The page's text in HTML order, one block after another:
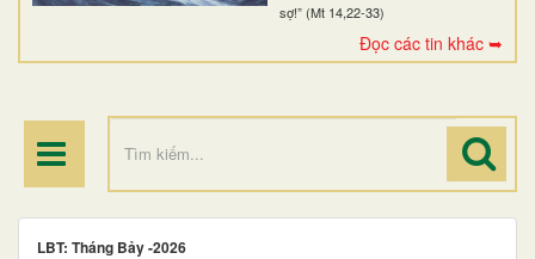
sợ!” (Mt 14,22-33)
Đọc các tin khác ➥
ĐIỂM HÀNH HƯƠNG
LBT: Tháng Bảy -2026